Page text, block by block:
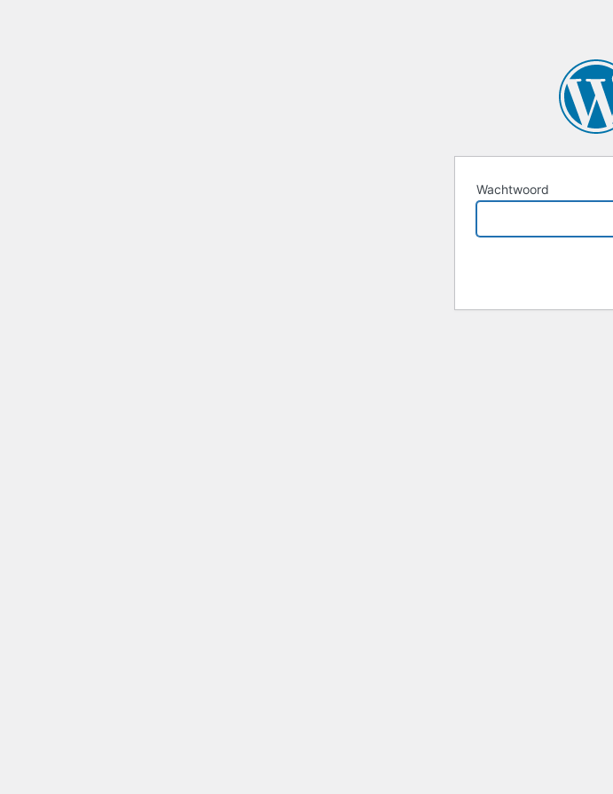
Wachtwoord